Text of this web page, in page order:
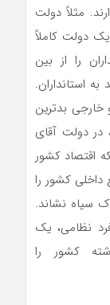
مثلاً دولت
یک دولت کاملاً
را از بین
استانداران.
خارجی بدترین
در دولت آقای
اقتصاد کشور
داخلی کشور را
سیاه نشاند.
نظامی، یک
کشور را